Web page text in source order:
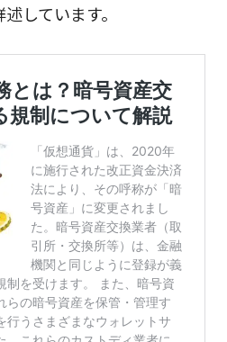
しています。